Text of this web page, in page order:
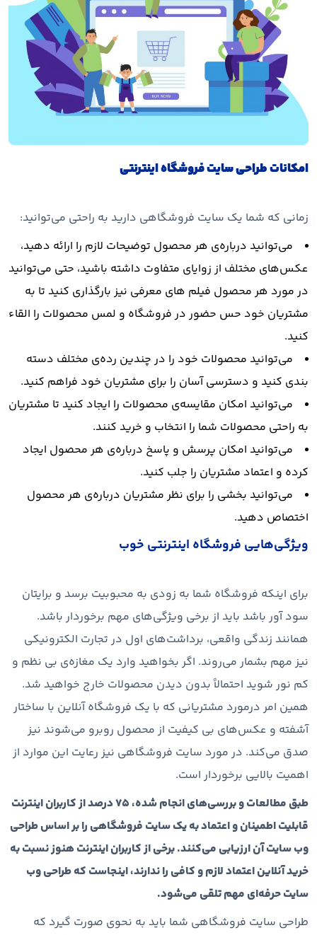
امکانات طراحی سایت فروشگاه اینترنتی
زمانی که شما یک سایت فروشگاهی دارید به راحتی می‌توانید:
می‌توانید درباره‌ی هر محصول توضیحات لازم را ارائه دهید،
عکس‌های مختلف از زوایای متفاوت داشته باشید، حتی می‌توانید
در مورد هر محصول فیلم های معرفی نیز بارگذاری کنید تا به
مشتریان خود حس حضور در فروشگاه و لمس محصولات را القاء
کنید.
می‌توانید محصولات خود را در چندین رده‌ی مختلف دسته
بندی کنید و دسترسی آسان را برای مشتریان خود فراهم کنید.
می‌توانید امکان مقایسه‌ی محصولات را ایجاد کنید تا مشتریان
به راحتی محصولات شما را انتخاب و خرید کنند.
می‌توانید امکان پرسش و پاسخ درباره‌ی هر محصول ایجاد
کرده و اعتماد مشتریان را جلب کنید.
می‌توانید بخشی را برای نظر مشتریان درباره‌ی هر محصول
اختصاص دهید.
ویژگی‌هایی فروشگاه اینترنتی خوب
برای اینکه فروشگاه شما به زودی به محبوبیت برسد و برایتان
سود آور باشد باید از برخی ویژگی‌های مهم برخوردار باشد.
همانند زندگی واقعی، برداشت‌های اول در تجارت الکترونیکی
نیز مهم بشمار می‌روند. اگر بخواهید وارد یک مغازه‌ی بی نظم و
کم نور شوید احتمالاً بدون دیدن محصولات خارج خواهید شد.
همین امر درمورد مشتریانی که با یک فروشگاه آنلاین با ساختار
آشفته و عکس‌های بی کیفیت از محصول روبرو می‌شوند نیز
صدق می‌کند. در مورد سایت فروشگاهی نیز رعایت این موارد از
اهمیت بالایی برخوردار است.
طبق مطالعات و بررسی‌های انجام شده، ۷۵ درصد از کاربران اینترنت
قابلیت اطمینان و اعتماد به یک سایت فروشگاهی را بر اساس طراحی
وب سایت آن ارزیابی می‌کنند. برخی از کاربران اینترنت هنوز نسبت به
خرید آنلاین اعتماد لازم و کافی را ندارند، اینجاست که طراحی وب
سایت حرفه‌ای مهم تلقی می‌شود.
طراحی سایت فروشگاهی شما باید به نحوی صورت گیرد که